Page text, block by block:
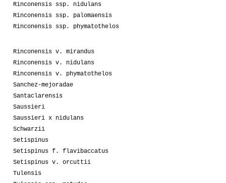
Rinconensis ssp. nidulans
Rinconensis ssp. palomaensis
Rinconensis ssp. phymatothelos
Rinconensis v. mirandus
Rinconensis v. nidulans
Rinconensis v. phymatothelos
Sanchez-mejoradae
Santaclarensis
Saussieri
Saussieri x nidulans
Schwarzii
Setispinus
Setispinus f. flavibaccatus
Setispinus v. orcuttii
Tulensis